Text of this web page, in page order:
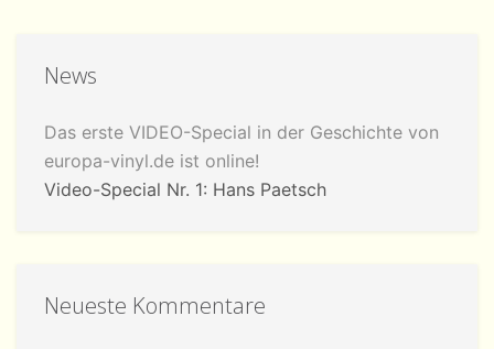
News
Das erste VIDEO-Special in der Geschichte von
europa-vinyl.de ist online!
Video-Special Nr. 1: Hans Paetsch
Neueste Kommentare